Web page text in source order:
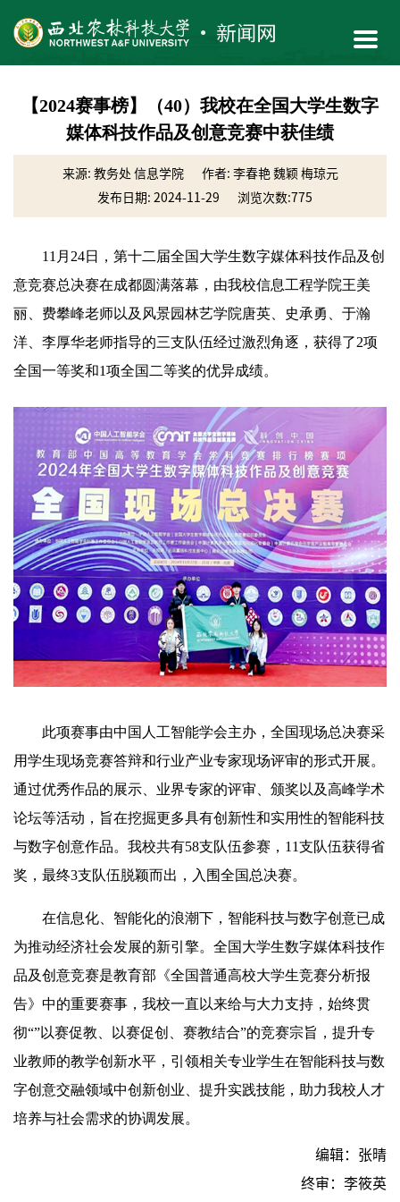
【2024赛事榜】（40）我校在全国大学生数字
媒体科技作品及创意竞赛中获佳绩
来源: 教务处 信息学院
作者: 李春艳 魏颖 梅琼元
发布日期: 2024-11-29
浏览次数: 775
11月24日，第十二届全国大学生数字媒体科技作品及创
意竞赛总决赛在成都圆满落幕，由我校信息工程学院王美
丽、费攀峰老师以及风景园林艺学院唐英、史承勇、于瀚
洋、李厚华老师指导的三支队伍经过激烈角逐，获得了2项
全国一等奖和1项全国二等奖的优异成绩。
此项赛事由中国人工智能学会主办，全国现场总决赛采
用学生现场竞赛答辩和行业产业专家现场评审的形式开展。
通过优秀作品的展示、业界专家的评审、颁奖以及高峰学术
论坛等活动，旨在挖掘更多具有创新性和实用性的智能科技
与数字创意作品。我校共有58支队伍参赛，11支队伍获得省
奖，最终3支队伍脱颖而出，入围全国总决赛。
在信息化、智能化的浪潮下，智能科技与数字创意已成
为推动经济社会发展的新引擎。全国大学生数字媒体科技作
品及创意竞赛是教育部《全国普通高校大学生竞赛分析报
告》中的重要赛事，我校一直以来给与大力支持，始终贯
彻“”以赛促教、以赛促创、赛教结合”的竞赛宗旨，提升专
业教师的教学创新水平，引领相关专业学生在智能科技与数
字创意交融领域中创新创业、提升实践技能，助力我校人才
培养与社会需求的协调发展。
编辑：张晴
终审：李筱英